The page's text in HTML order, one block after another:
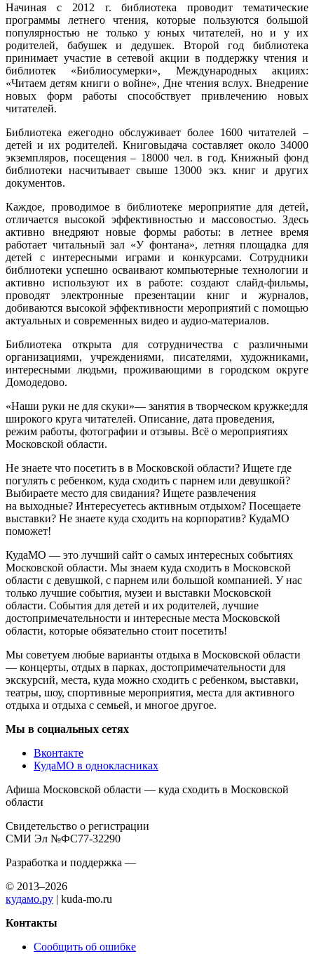
Начиная с 2012 г. библиотека проводит тематические
программы летнего чтения, которые пользуются большой
популярностью не только у юных читателей, но и у их
родителей, бабушек и дедушек. Второй год библиотека
принимает участие в сетевой акции в поддержку чтения и
библиотек «Библиосумерки», Международных акциях:
«Читаем детям книги о войне», Дне чтения вслух. Внедрение
новых форм работы способствует привлечению новых
читателей.
Библиотека ежегодно обслуживает более 1600 читателей –
детей и их родителей. Книговыдача составляет около 34000
экземпляров, посещения – 18000 чел. в год. Книжный фонд
библиотеки насчитывает свыше 13000 экз. книг и других
документов.
Каждое, проводимое в библиотеке мероприятие для детей,
отличается высокой эффективностью и массовостью. Здесь
активно внедряют новые формы работы: в летнее время
работает читальный зал «У фонтана», летняя площадка для
детей с интересными играми и конкурсами. Сотрудники
библиотеки успешно осваивают компьютерные технологии и
активно используют их в работе: создают слайд-фильмы,
проводят электронные презентации книг и журналов,
добиваются высокой эффективности мероприятий с помощью
актуальных и современных видео и аудио-материалов.
Библиотека открыта для сотрудничества с различными
организациями, учреждениями, писателями, художниками,
интересными людьми, проживающими в городском округе
Домодедово.
«Наши руки не для скуки»— занятия в творческом кружке;для
широкого круга читателей. Описание, дата проведения,
режим работы, фотографии и отзывы. Всё о мероприятиях
Московской области.
Не знаете что посетить в в Московской области? Ищете где
погулять с ребенком, куда сходить с парнем или девушкой?
Выбираете место для свидания? Ищете развлечения
на выходные? Интересуетесь активным отдыхом? Посещаете
выставки? Не знаете куда сходить на корпоратив? КудаМО
поможет!
КудаМО — это лучший сайт о самых интересных событиях
Московской области. Мы знаем куда сходить в Московской
области с девушкой, с парнем или большой компанией. У нас
только лучшие события, музеи и выставки Московской
области. События для детей и их родителей, лучшие
достопримечательности и интересные места Московской
области, которые обязательно стоит посетить!
Мы советуем любые варианты отдыха в Московской области
— концерты, отдых в парках, достопримечательности для
экскурсий, места, куда можно сходить с ребенком, выставки,
театры, шоу, спортивные мероприятия, места для активного
отдыха и отдыха с семьей, и многое другое.
Мы в социальных сетях
Вконтакте
КудаМО в однокласниках
Афиша Московской области — куда сходить в Московской
области
Свидетельство о регистрации
СМИ Эл №ФС77-32290
Разработка и поддержка —
© 2013–2026
кудамо.ру | kuda-mo.ru
Контакты
Сообщить об ошибке